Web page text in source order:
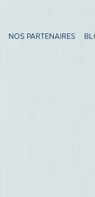
NOS PARTENAIRES